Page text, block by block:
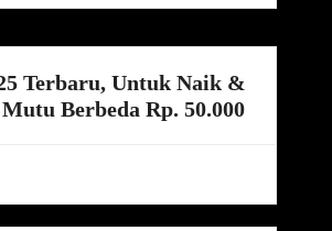
Terbaru, Untuk Naik &
Berbeda Rp. 50.000